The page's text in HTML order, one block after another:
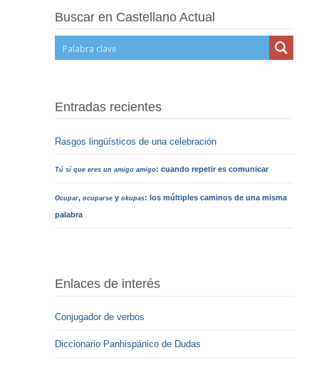
Buscar en Castellano Actual
Entradas recientes
Rasgos lingüísticos de una celebración
Tú sí que eres un amigo amigo: cuando repetir es comunicar
Ocupar,ocuparse yokupas: los múltiples caminos de una misma
palabra
Enlaces de interés
Conjugador de verbos
Diccionario Panhispánico de Dudas